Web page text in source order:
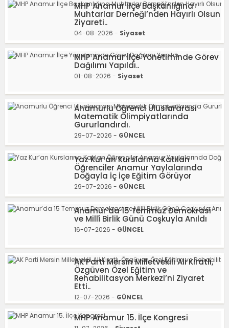
MHP Anamur İlçe Başkanlığına
Muhtarlar Derneği’nden Hayırlı Olsun
Ziyareti..
04-08-2026 - Siyaset
MHP Anamur İlçe Yönetiminde Görev
Dağılımı Yapıldı..
01-08-2026 - Siyaset
Anamurlu Öğrenci Uluslararası
Matematik Olimpiyatlarında
Gururlandırdı.
29-07-2026 - GÜNCEL
Yaz Kur’an Kurslarına Katılan
Öğrenciler Anamur Yaylalarında
Doğayla İç İçe Eğitim Görüyor
29-07-2026 - GÜNCEL
Anamur’da 15 Temmuz Demokrasi
ve Millî Birlik Günü Coşkuyla Anıldı
16-07-2026 - GÜNCEL
AK Parti Mersin Milletvekili Ali Kıratlı,
Özgüven Özel Eğitim ve
Rehabilitasyon Merkezi’ni Ziyaret
Etti..
12-07-2026 - GÜNCEL
MHP Anamur 15. İlçe Kongresi